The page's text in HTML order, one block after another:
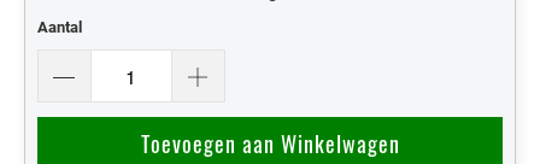
Aantal
Toevoegen aan Winkelwagen